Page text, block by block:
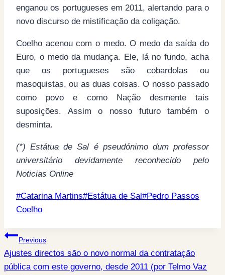
enganou os portugueses em 2011, alertando para o
novo discurso de mistificação da coligação.
Coelho acenou com o medo. O medo da saída do
Euro, o medo da mudança. Ele, lá no fundo, acha
que os portugueses são cobardolas ou
masoquistas, ou as duas coisas. O nosso passado
como povo e como Nação desmente tais
suposições. Assim o nosso futuro também o
desminta.
(*) Estátua de Sal é pseudónimo dum professor
universitário devidamente reconhecido pelo
Noticias Online
Post
Tags:
#Catarina Martins#Estátua de Sal#Pedro Passos
Coelho
Post
navigation
Previous
Ajustes directos são o novo normal da contratação
pública com este governo, desde 2011 (por Telmo Vaz